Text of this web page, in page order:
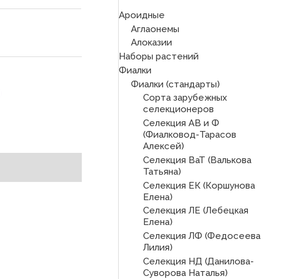
Ароидные
Аглаонемы
Алоказии
Наборы растений
Фиалки
Фиалки (стандарты)
Сорта зарубежных
селекционеров
Селекция АВ и Ф
(Фиалковод-Тарасов
Алексей)
Селекция ВаТ (Валькова
Татьяна)
Селекция ЕК (Коршунова
Елена)
Селекция ЛЕ (Лебецкая
Елена)
Селекция ЛФ (Федосеева
Лилия)
Селекция НД (Данилова-
Суворова Наталья)